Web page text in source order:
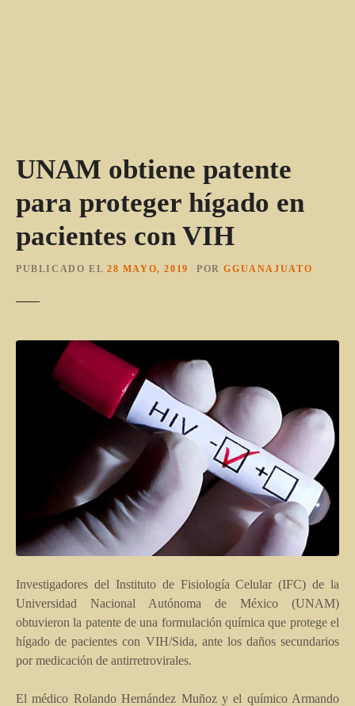
UNAM obtiene patente
para proteger hígado en
pacientes con VIH
PUBLICADO EL 28 MAYO, 2019 POR GGUANAJUATO
Investigadores del Instituto de Fisiología Celular (IFC) de la
Universidad Nacional Autónoma de México (UNAM)
obtuvieron la patente de una formulación química que protege el
hígado de pacientes con VIH/Sida, ante los daños secundarios
por medicación de antirretrovirales.
El médico Rolando Hernández Muñoz y el químico Armando